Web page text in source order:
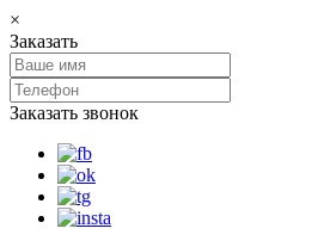
×
Заказать
Заказать звонок